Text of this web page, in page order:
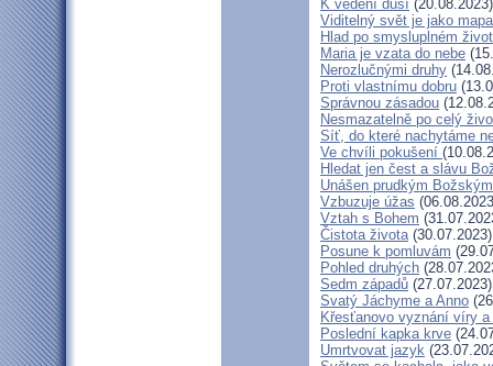
K vedení duší (20.08.2023)
Viditelný svět je jako mapa
Hlad po smysluplném
Maria je vzata do nebe
Nerozlučnými druhy
Proti vlastnímu dobru
Správnou zásadou
Nesmazatelně po celý
Síť, do které nachytáme
Ve chvíli pokušení
Hledat jen čest a slávu
Unášen prudkým
Vzbuzuje úžas
Vztah s Bohem
Čistota života(30.07.2023)
Posune k pomluvám
Pohled druhých
Sedm západů (27.07.2023)
Svatý Jáchyme a Anno
Křesťanovo vyznání víry
Poslední kapka krve
Umrtvovat jazyk